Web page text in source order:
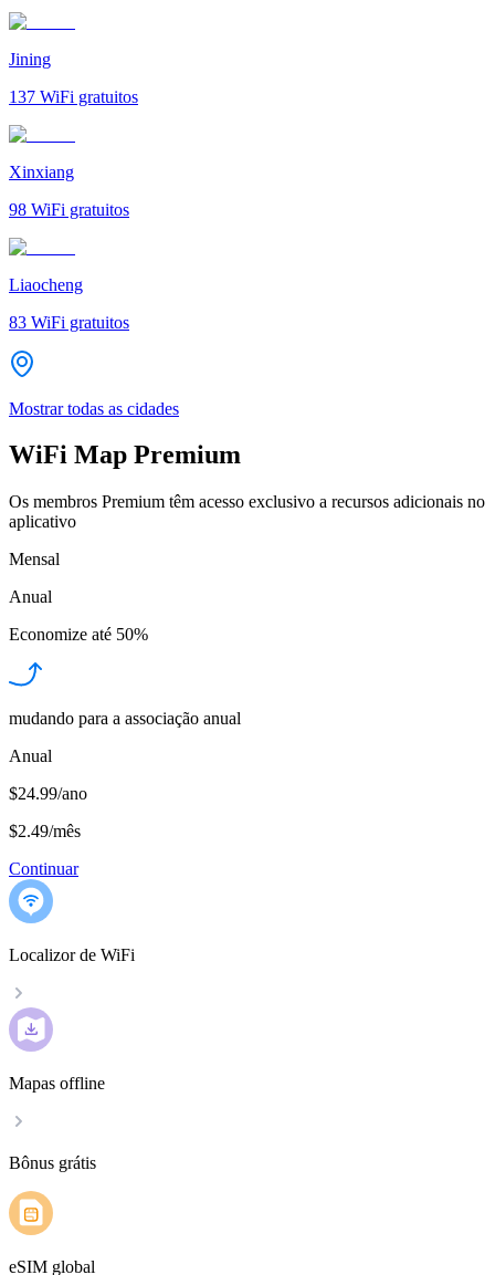
Jining
137 WiFi gratuitos
Xinxiang
98 WiFi gratuitos
Liaocheng
83 WiFi gratuitos
Mostrar todas as cidades
WiFi Map Premium
Os membros Premium têm acesso exclusivo a recursos adicionais no
aplicativo
Mensal
Anual
Economize até 50%
mudando para a associação anual
Anual
$24.99/ano
$2.49/mês
Continuar
Localizor de WiFi
Mapas offline
Bônus grátis
eSIM global